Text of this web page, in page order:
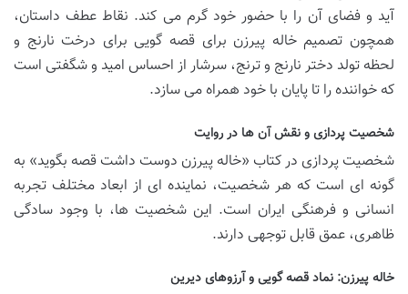
آید و فضای آن را با حضور خود گرم می کند. نقاط عطف داستان،
همچون تصمیم خاله پیرزن برای قصه گویی برای درخت نارنج و
لحظه تولد دختر نارنج و ترنج، سرشار از احساس امید و شگفتی است
که خواننده را تا پایان با خود همراه می سازد.
شخصیت پردازی و نقش آن ها در روایت
شخصیت پردازی در کتاب «خاله پیرزن دوست داشت قصه بگوید» به
گونه ای است که هر شخصیت، نماینده ای از ابعاد مختلف تجربه
انسانی و فرهنگی ایران است. این شخصیت ها، با وجود سادگی
ظاهری، عمق قابل توجهی دارند.
خاله پیرزن: نماد قصه گویی و آرزوهای دیرین